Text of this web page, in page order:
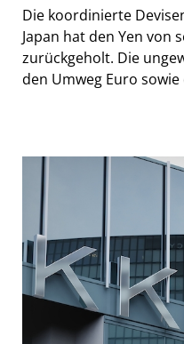
Die koordinierte
Japan hat den Yen von
zurückgeholt. Die
den Umweg Euro